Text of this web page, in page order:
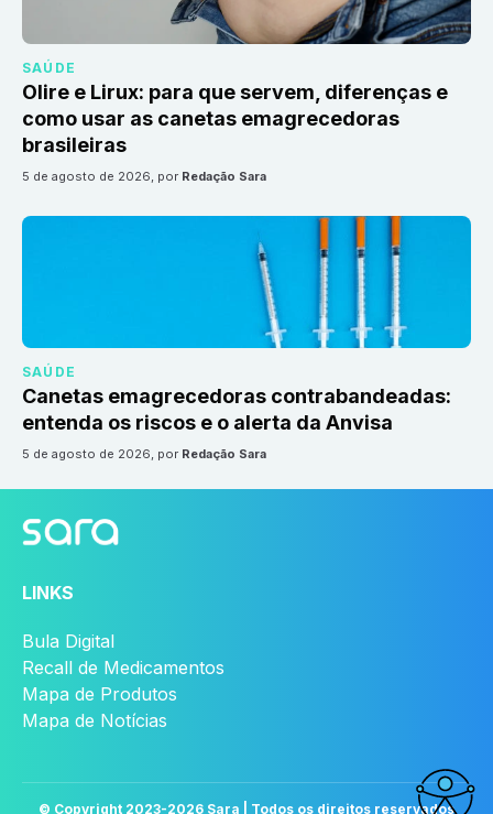
SAÚDE
Olire e Lirux: para que servem, diferenças e
como usar as canetas emagrecedoras
brasileiras
5 de agosto de 2026, por Redação Sara
SAÚDE
Canetas emagrecedoras contrabandeadas:
entenda os riscos e o alerta da Anvisa
5 de agosto de 2026, por Redação Sara
LINKS
Bula Digital
Recall de Medicamentos
Mapa de Produtos
Mapa de Notícias
© Copyright 2023-2026 Sara | Todos os direitos reservados